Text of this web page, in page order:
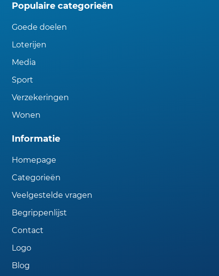
Populaire categorieën
Goede doelen
Loterijen
Media
Sport
Verzekeringen
Wonen
Informatie
Homepage
Categorieën
Veelgestelde vragen
Begrippenlijst
Contact
Logo
Blog